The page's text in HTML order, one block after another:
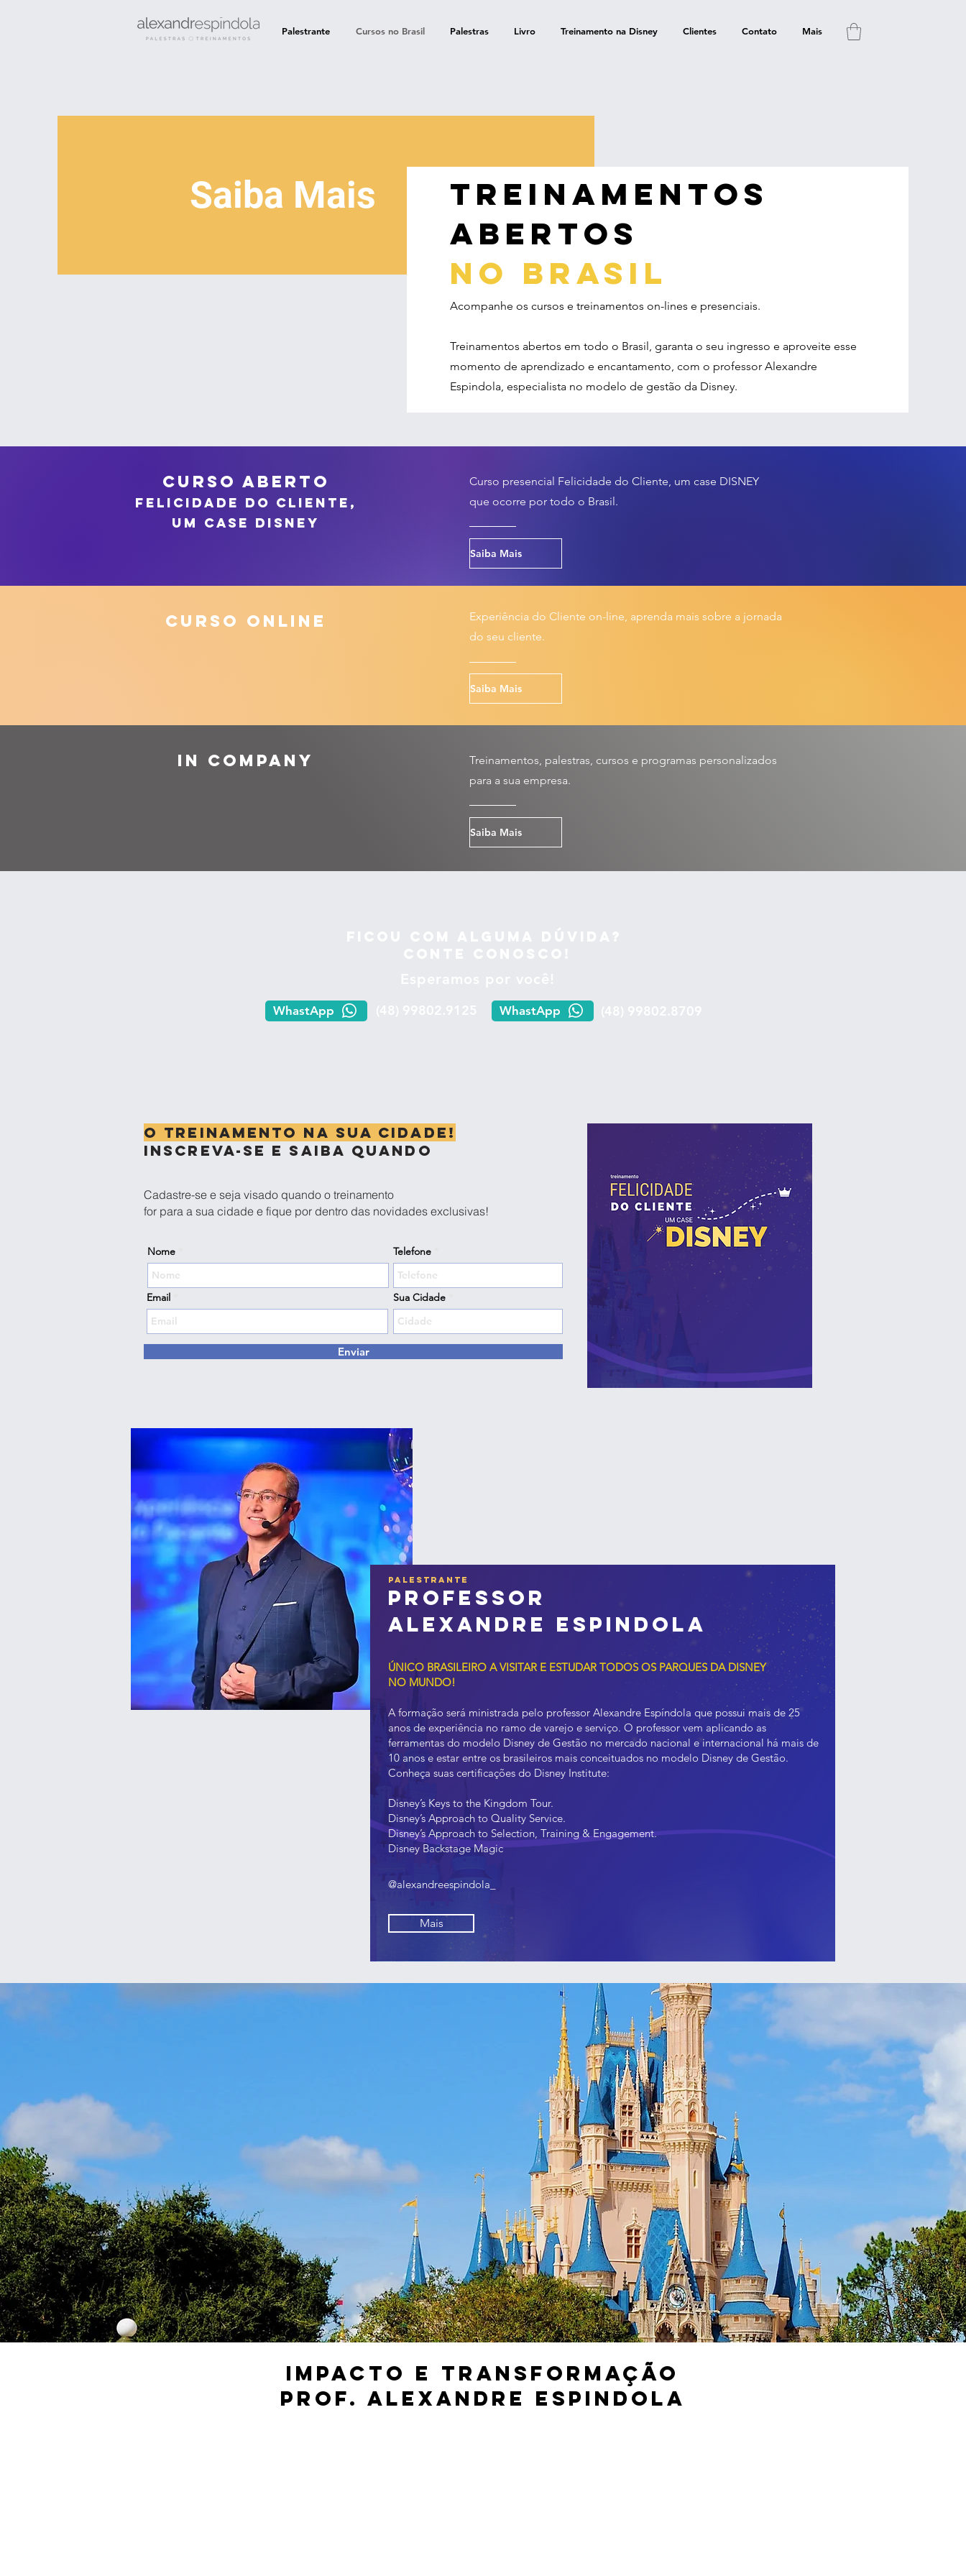
Palestrante Cursos no Brasil Palestras Livro Treinamento na Disney Clientes Contato Mais
Saiba Mais
treinamentos
abertos
no brasil
Acompanhe os cursos e treinamentos on-lines e presenciais.
Treinamentos abertos em todo o Brasil, garanta o seu ingresso e aproveite esse
momento de aprendizado e encantamento, com o professor Alexandre
Espindola, especialista no modelo de gestão da Disney.
curso aberto
Felicidade do cliente,
um case disney
Curso presencial Felicidade do Cliente, um case DISNEY
que ocorre por todo o Brasil.
Saiba Mais
Curso online
Experiência do Cliente on-line, aprenda mais sobre a jornada
do seu cliente.
Saiba Mais
In company
Treinamentos, palestras, cursos e programas personalizados
para a sua empresa.
Saiba Mais
WhastApp WhastApp
o treinamento na sua cidade!
inscreva-se e saiba quando
Cadastre-se e seja visado quando o treinamento
for para a sua cidade e fique por dentro das novidades exclusivas!
Nome Telefone
Email Sua Cidade
Enviar
palestrante
professor
Alexandre Espindola
ÚNICO BRASILEIRO A VISITAR E ESTUDAR TODOS OS PARQUES DA DISNEY
NO MUNDO!
A formação será ministrada pelo professor Alexandre Espíndola que possui mais de 25
anos de experiência no ramo de varejo e serviço. O professor vem aplicando as
ferramentas do modelo Disney de Gestão no mercado nacional e internacional há mais de
10 anos e estar entre os brasileiros mais conceituados no modelo Disney de Gestão.
Conheça suas certificações do Disney Institute:
Disney’s Keys to the Kingdom Tour.
Disney’s Approach to Quality Service.
Disney’s Approach to Selection, Training & Engagement.
Disney Backstage Magic
@alexandreespindola_
Mais
impacto e transformação
PROF. ALEXANDRE ESPINDOLA